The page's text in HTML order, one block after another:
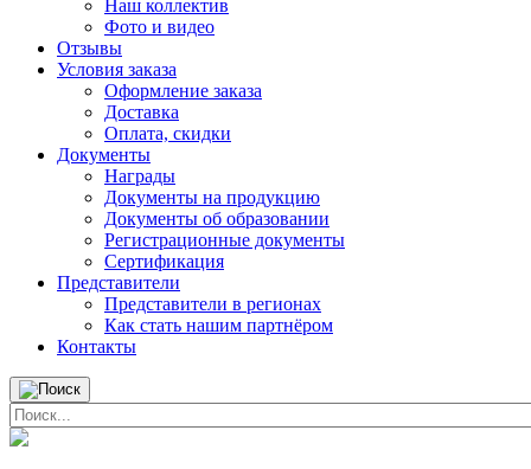
Наш коллектив
Фото и видео
Отзывы
Условия заказа
Оформление заказа
Доставка
Оплата, скидки
Документы
Награды
Документы на продукцию
Документы об образовании
Регистрационные документы
Сертификация
Представители
Представители в регионах
Как стать нашим партнёром
Контакты